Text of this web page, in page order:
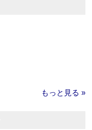
もっと見る »